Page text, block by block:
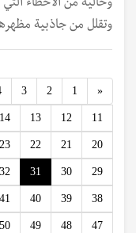
وخالية من الأخطاء
وتقلل من جاذبية
«
Previous
1
2
3
11
12
13
14
20
21
22
23
29
30
31
32
38
39
40
41
47
48
49
50